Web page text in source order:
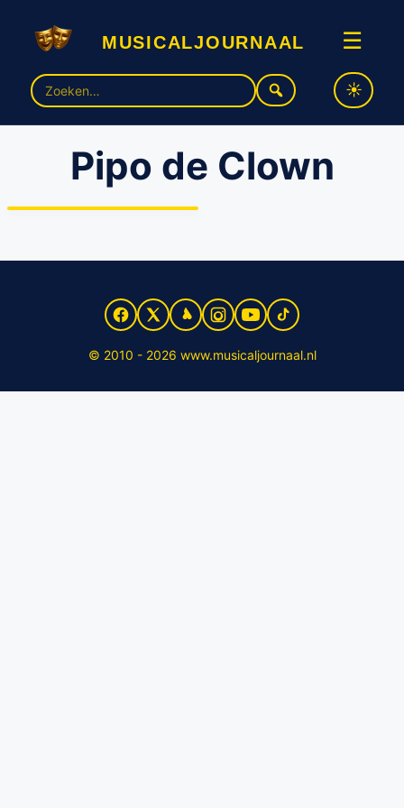
musicaljournaal ☰
Zoek
naar:
Pipo de Clown
Auditie-oproep: Van Hoorne
zoekt acteurs voor ‘Pipo de
© 2010 - 2026 www.musicaljournaal.nl